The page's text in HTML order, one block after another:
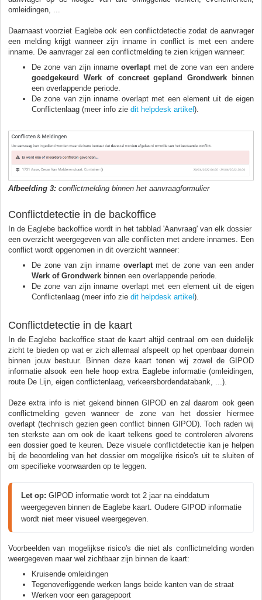
omleidingen, ...
Daarnaast voorziet Eaglebe ook een conflictdetectie zodat de aanvrager
een melding krijgt wanneer zijn inname in conflict is met een andere
inname. De aanvrager zal een conflictmelding te zien krijgen wanneer:
De zone van zijn innameoverlapt met de zone van een andere
goedgekeurd Werk of concreet gepland Grondwerk
binnen
een overlappende periode.
De zone van zijn inname overlapt met een element uit de eigen
Conflictenlaag (meer info zie dit helpdesk artikel ).
Afbeelding 3: conflictmelding binnen het aanvraagformulier
Conflictdetectie in de backoffice
In de Eaglebe backoffice wordt in het tabblad 'Aanvraag' van elk dossier
een overzicht weergegeven van alle conflicten met andere innames. Een
conflict wordt opgenomen in dit overzicht wanneer:
De zone van zijn inname overlaptmet de zone van een ander
Werk of Grondwerk binnen een overlappende periode.
De zone van zijn inname overlapt met een element uit de eigen
Conflictenlaag (meer info zie dit helpdesk artikel).
Conflictdetectie in de kaart
In de Eaglebe backoffice staat de kaart altijd centraal om een duidelijk
zicht te bieden op wat er zich allemaal afspeelt op het openbaar domein
binnen jouw bestuur. Binnen deze kaart tonen wij zowel de GIPOD
informatie alsook een hele hoop extra Eaglebe informatie (omleidingen,
route De Lijn, eigen conflictenlaag, verkeersbordendatabank, ...).
Deze extra info is niet gekend binnen GIPOD en zal daarom ook geen
conflictmelding geven wanneer de zone van het dossier hiermee
overlapt (technisch gezien geen conflict binnen GIPOD). Toch raden wij
ten sterkste aan om ook de kaart telkens goed te controleren alvorens
een dossier goed te keuren. Deze visuele conflictdetectie kan je helpen
bij de beoordeling van het dossier om mogelijke risico's uit te sluiten of
om specifieke voorwaarden op te leggen.
Let op: GIPOD informatie wordt tot 2 jaar na einddatum
weergegeven binnen de Eaglebe kaart. Oudere GIPOD informatie
wordt niet meer visueel weergegeven.
Voorbeelden van mogelijkse risico's die niet als conflictmelding worden
weergegeven maar wel zichtbaar zijn binnen de kaart:
Kruisende omleidingen
Tegenoverliggende werken langs beide kanten van de straat
Werken voor een garagepoort